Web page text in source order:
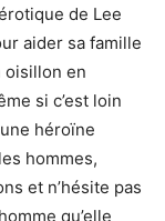
de Lee
aider sa famille
oisillon en
si c’est loin
héroïne
hommes,
et n’hésite pas
qu’elle